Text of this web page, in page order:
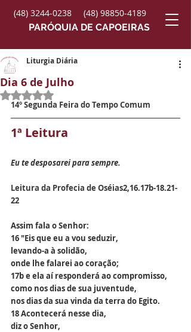
(48) 3244-0238
(48) 98850-4189
PARÓQUIA DE CAPOEIRAS
Dia 6 de Julho
Liturgia Diária
Avaliado com NaN de 5 estrelas.
14º Segunda Feira do Tempo Comum
1ª Leitura
Eu te desposarei para sempre.
Leitura da Profecia de Oséias2,16.17b-18.21-
22
Assim fala o Senhor:
16 "Eis que eu a vou seduzir,
levando-a à solidão,
onde lhe falarei ao coração;
17b e ela aí responderá ao compromisso,
como nos dias de sua juventude,
nos dias da sua vinda da terra do Egito.
18 Acontecerá nesse dia,
diz o Senhor,